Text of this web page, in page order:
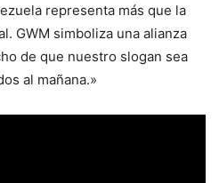
representa más que la
GWM simboliza una alianza
de que nuestro slogan sea
al mañana.»